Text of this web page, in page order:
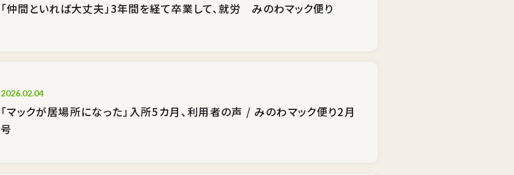
「仲間といれば大丈夫」3年間を経て卒業して、就労 みのわマック便り
2026.02.04
「マックが居場所になった」入所5カ月、利用者の声 / みのわマック便り2月
号